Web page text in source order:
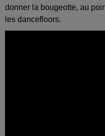
donner la bougeotte, au
les dancefloors.